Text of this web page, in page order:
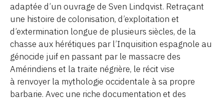
adaptée d’un ouvrage de Sven Lindqvist. Retraçant
une histoire de colonisation, d’exploitation et
d’extermination longue de plusieurs siècles, de la
chasse aux hérétiques par l’Inquisition espagnole au
génocide juif en passant par le massacre des
Amérindiens et la traite négrière, le récit vise
à renvoyer la mythologie occidentale à sa propre
barbarie. Avec une riche documentation et des